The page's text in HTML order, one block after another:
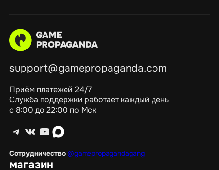
support@gamepropaganda.com
Приём платежей 24/7
Служба поддержки работает каждый день
с 8:00 до 22:00 по Мск
Telegram ВКонтакте YouTube max
Сотрудничество @gamepropagandagang
магазин